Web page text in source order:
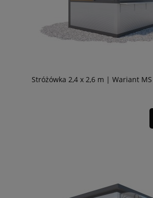
Stróżówka 2,4 x 2,6 m | Wariant MS